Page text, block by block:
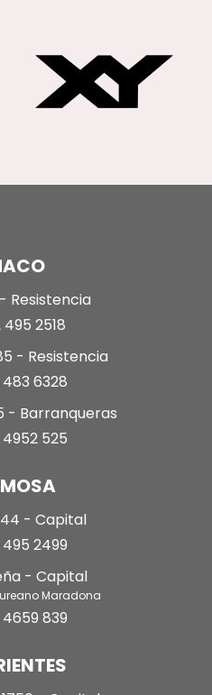
Resistencia
2518
- Resistencia
6328
- Barranqueras
525
- Capital
2499
- Capital
Maradona
839